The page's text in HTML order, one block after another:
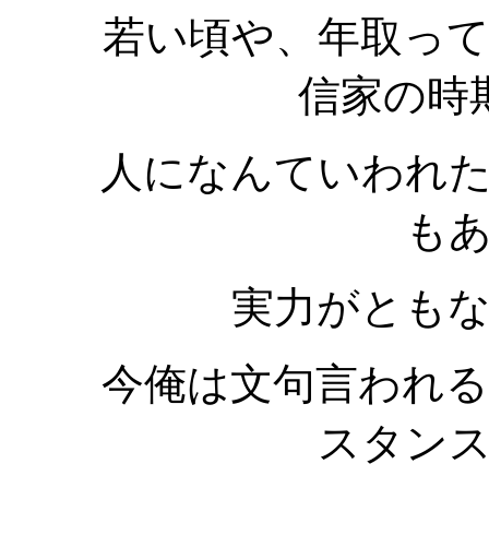
若い頃や、年取っ
信家の時
人になんていわれ
も
実力がとも
今俺は文句言われ
スタン